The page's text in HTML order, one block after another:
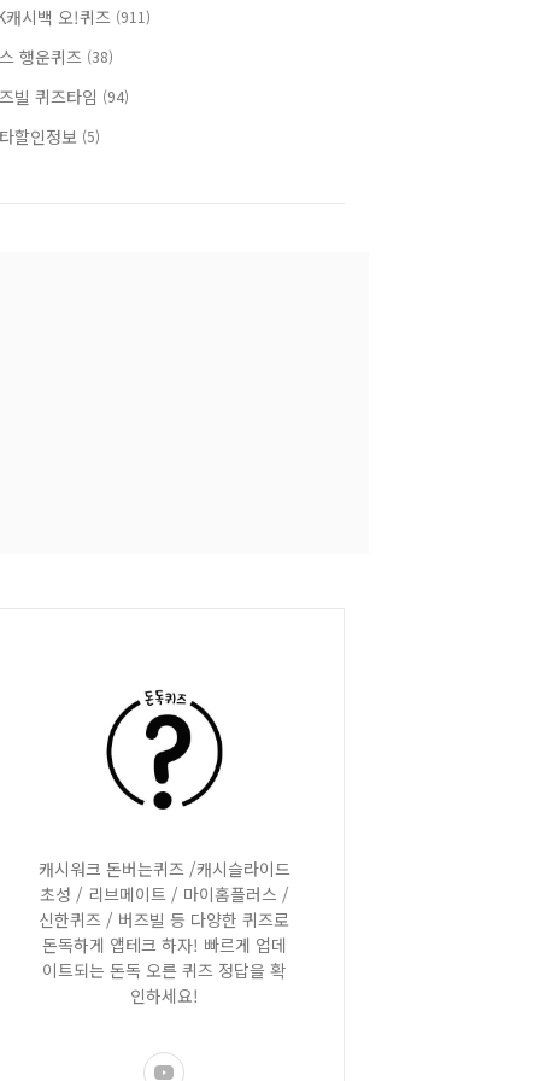
캐시백 오!퀴즈 (911)
행운퀴즈 (38)
빌 퀴즈타임 (94)
할인정보 (5)
캐시워크 돈버는퀴즈 /캐시슬라이드
초성 / 리브메이트 / 마이홈플러스 /
신한퀴즈 / 버즈빌 등 다양한 퀴즈로
돈독하게 앱테크 하자! 빠르게 업데
이트되는 돈독 오른 퀴즈 정답을 확
인하세요!